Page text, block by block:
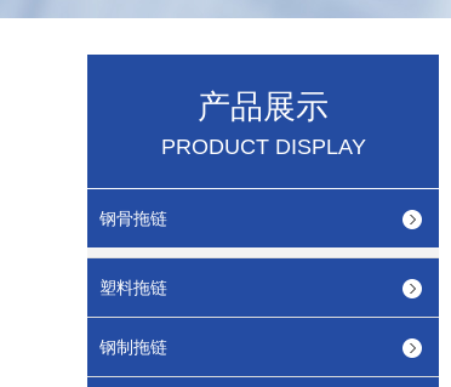
产品展示
PRODUCT DISPLAY
钢骨拖链
塑料拖链
钢制拖链